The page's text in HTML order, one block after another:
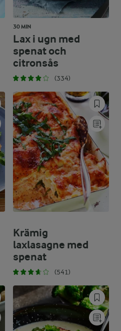
30 MIN
Lax i ugn med
spenat och
citronsås
(334)
Krämig
laxlasagne med
spenat
(541)